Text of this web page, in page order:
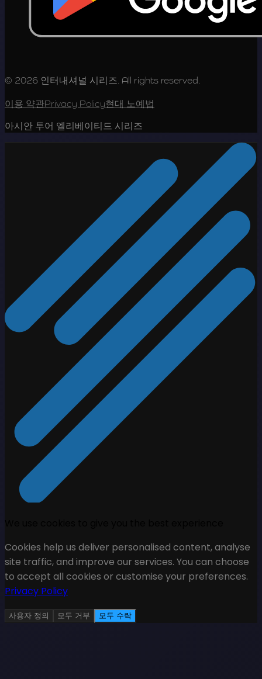
© 2026 인터내셔널 시리즈. All rights reserved.
이용 약관Privacy Policy현대 노예법
아시안 투어 엘리베이티드 시리즈
Cookies help us deliver personalised content, analyse
site traffic, and improve our services. You can choose
to accept all cookies or customise your preferences.
Privacy Policy
사용자 정의 모두 거부 모두 수락